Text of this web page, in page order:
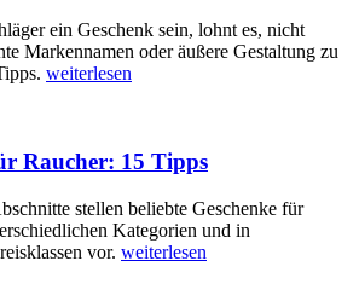
ein Geschenk sein, lohnt es, nicht
Markennamen oder äußere Gestaltung zu
weiterlesen
Raucher: 15 Tipps
stellen beliebte Geschenke für
Kategorien und in
vor. weiterlesen